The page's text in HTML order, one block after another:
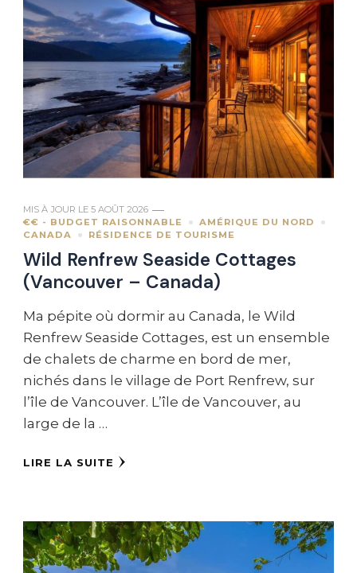
MIS À JOUR LE 5 AOÛT 2026
€€ - BUDGET RAISONNABLE
AMÉRIQUE DU NORD
CANADA
RÉSIDENCE DE TOURISME
Wild Renfrew Seaside Cottages
(Vancouver – Canada)
Ma pépite où dormir au Canada, le Wild
Renfrew Seaside Cottages, est un ensemble
de chalets de charme en bord de mer,
nichés dans le village de Port Renfrew, sur
l’île de Vancouver. L’île de Vancouver, au
large de la …
LIRE LA SUITE